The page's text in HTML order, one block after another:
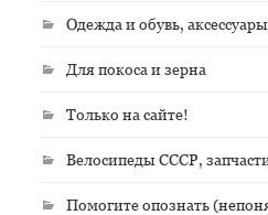
Одежда и обувь,
Для покоса и зерна
Только на сайте!
Велосипеды СССР,
Помогите опознать